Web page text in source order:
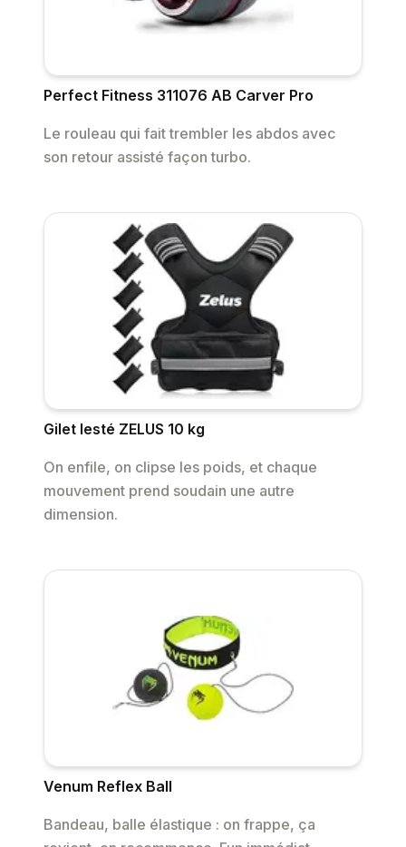
Perfect Fitness 311076 AB Carver Pro
Le rouleau qui fait trembler les abdos avec
son retour assisté façon turbo.
Gilet lesté ZELUS 10 kg
On enfile, on clipse les poids, et chaque
mouvement prend soudain une autre
dimension.
Venum Reflex Ball
Bandeau, balle élastique : on frappe, ça